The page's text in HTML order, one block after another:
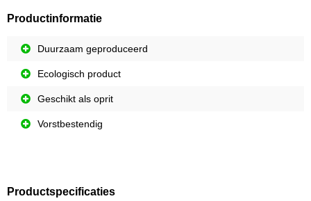
Productinformatie
Duurzaam geproduceerd
Ecologisch product
Geschikt als oprit
Vorstbestendig
Productspecificaties